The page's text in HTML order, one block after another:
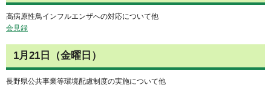
高病原性鳥インフルエンザへの対応について他
会見録
1月21日（金曜日）
長野県公共事業等環境配慮制度の実施について他